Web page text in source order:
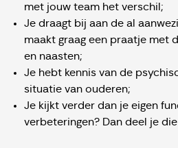
met jouw team het verschil;
Je draagt bij aan de al
maakt graag een praatje met
en naasten;
Je hebt kennis van de
situatie van ouderen;
Je kijkt verder dan je eigen
verbeteringen? Dan deel je die